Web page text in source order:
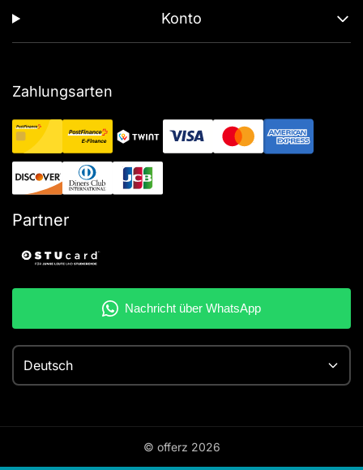
Konto
Zahlungsarten
Partner
Deutsch
© offerz 2026